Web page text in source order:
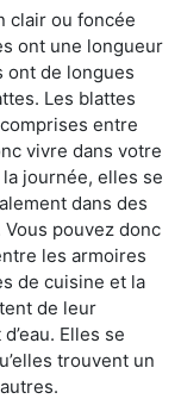
clair ou foncée
ont une longueur
ont de longues
Les blattes
entre
vivre dans votre
journée, elles se
dans des
pouvez donc
les armoires
de cuisine et la
de leur
Elles se
trouvent un